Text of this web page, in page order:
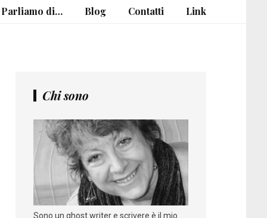
Parliamo di… Blog Contatti Link
Chi sono
Sono un ghost writer e scrivere è il mio